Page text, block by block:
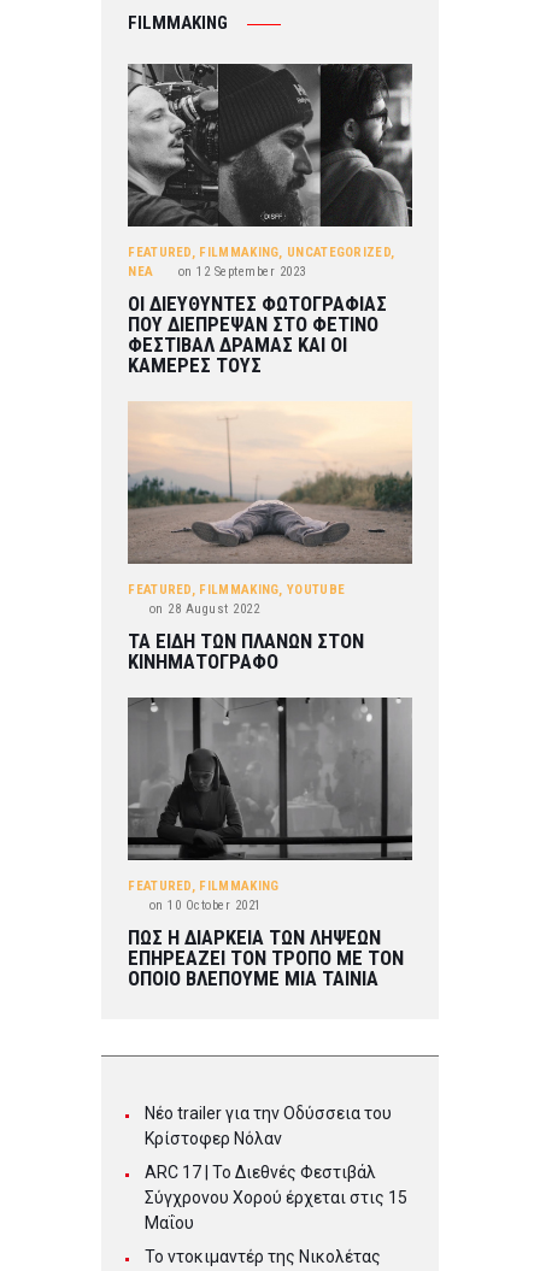
FILMMAKING
FEATURED, FILMMAKING, UNCATEGORIZED,
ΝΕΑ
on 12 September 2023
ΟΙ ΔΙΕΥΘΥΝΤΕΣ ΦΩΤΟΓΡΑΦΙΑΣ
ΠΟΥ ΔΙΕΠΡΕΨΑΝ ΣΤΟ ΦΕΤΙΝΟ
ΦΕΣΤΙΒΑΛ ΔΡΑΜΑΣ ΚΑΙ ΟΙ
ΚΑΜΕΡΕΣ ΤΟΥΣ
FEATURED, FILMMAKING,YOUTUBE
on 28 August 2022
ΤΑ ΕΙΔΗ ΤΩΝ ΠΛΑΝΩΝ ΣΤΟΝ
ΚΙΝΗΜΑΤΟΓΡΑΦΟ
FEATURED, FILMMAKING
on 10 October 2021
ΠΩΣ Η ΔΙΑΡΚΕΙΑ ΤΩΝ ΛΗΨΕΩΝ
ΕΠΗΡΕΑΖΕΙ ΤΟΝ ΤΡΟΠΟ ΜΕ ΤΟΝ
ΟΠΟΙΟ ΒΛΕΠΟΥΜΕ ΜΙΑ ΤΑΙΝΙΑ
Νέο trailer για την Οδύσσεια του
Κρίστοφερ Νόλαν
ARC 17 | To Διεθνές Φεστιβάλ
Σύγχρονου Χορού έρχεται στις 15
Μαΐου
Το ντοκιμαντέρ της Νικολέτας